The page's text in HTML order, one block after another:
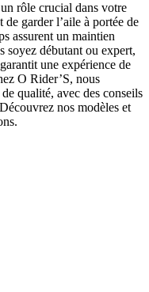
rôle crucial dans votre
garder l’aile à portée de
assurent un maintien
soyez débutant ou expert,
une expérience de
O Rider’S, nous
qualité, avec des conseils
nos modèles et